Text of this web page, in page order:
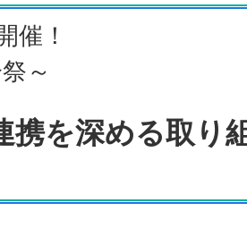
催！
～
携を深める取り